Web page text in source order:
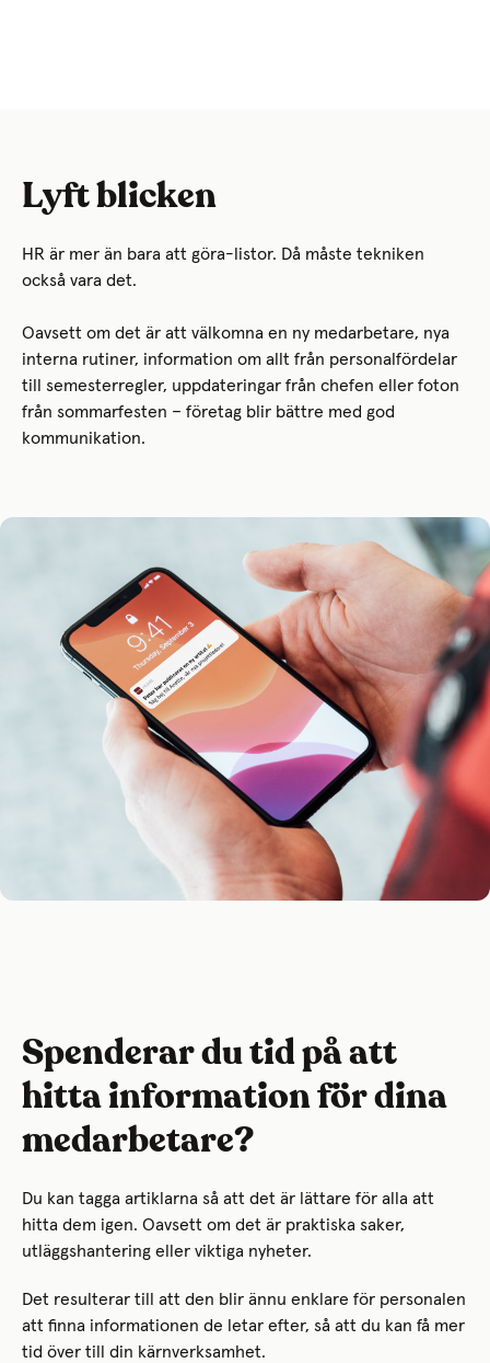
Lyft blicken
HR är mer än bara att göra-listor. Då måste tekniken
också vara det.
Oavsett om det är att välkomna en ny medarbetare, nya
interna rutiner, information om allt från personalfördelar
till semesterregler, uppdateringar från chefen eller foton
från sommarfesten – företag blir bättre med god
kommunikation.
Spenderar du tid på att
hitta information för dina
medarbetare?
Du kan tagga artiklarna så att det är lättare för alla att
hitta dem igen. Oavsett om det är praktiska saker,
utläggshantering eller viktiga nyheter.
Det resulterar till att den blir ännu enklare för personalen
att finna informationen de letar efter, så att du kan få mer
tid över till din kärnverksamhet.